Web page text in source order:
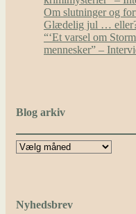
Om slutninger og
Glædelig jul …
“‘Et varsel om
mennesker” –
Blog arkiv
Nyhedsbrev